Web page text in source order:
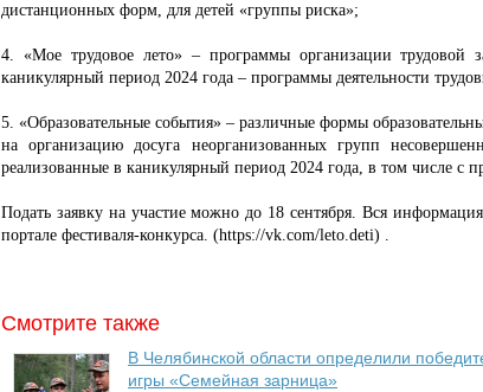
дистанционных форм, для детей «группы риска»;
4. «Мое трудовое лето» – программы организации трудовой
каникулярный период 2024 года – программы деятельности
5. «Образовательные события» – различные формы
на организацию досуга неорганизованных групп
реализованные в каникулярный период 2024 года, в том числе с
Подать заявку на участие можно до 18 сентября. Вся
портале фестиваля-конкурса. (https://vk.com/leto.deti) .
Смотрите также
В Челябинской области определили
игры «Семейная зарница»